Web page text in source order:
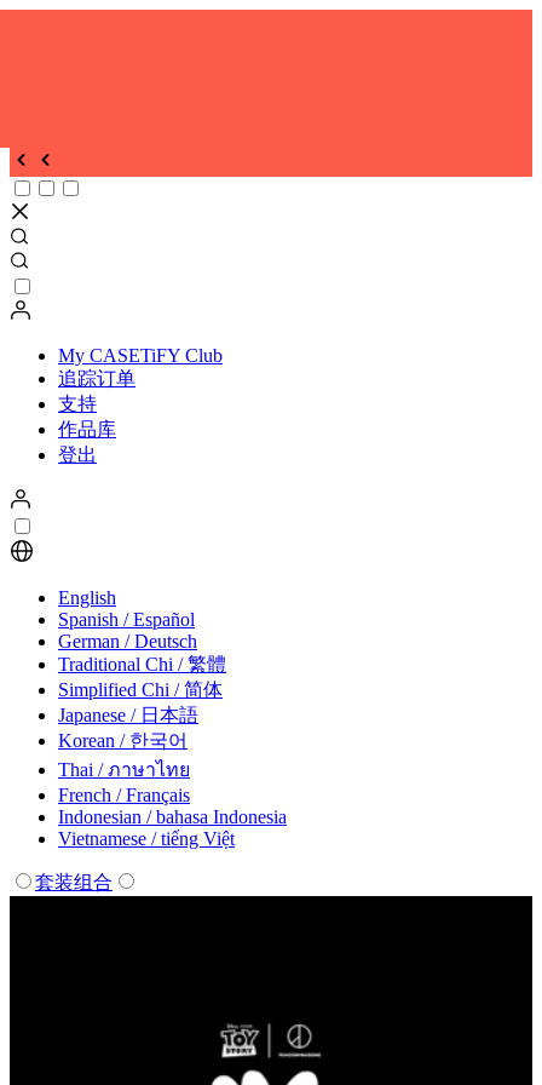
My CASETiFY Club
追踪订单
支持
作品库
登出
English
Spanish / Español
German / Deutsch
Traditional Chi / 繁體
Simplified Chi / 简体
Japanese / 日本語
Korean / 한국어
Thai / ภาษาไทย
French / Français
Indonesian / bahasa Indonesia
Vietnamese / tiếng Việt
套装组合